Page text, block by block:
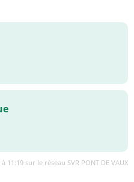
11:19 sur le réseau SVR PONT DE VAUX